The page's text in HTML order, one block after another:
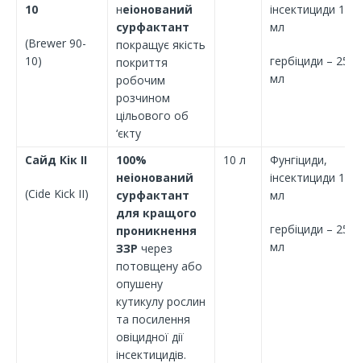
10
(Brewer 90-
10)
неіонований
сурфактант
покращує якість
покриття
робочим
розчином
цільового об
‘єкту
інсектициди 100
мл
гербіциди – 250
мл
Сайд Кік II
(Cide Kick II)
100%
неіонований
сурфактант
для кращого
проникнення
ЗЗР через
потовщену або
опушену
кутикулу рослин
та посилення
овіцидної дії
інсектицидів.
10 л
Фунгіциди,
інсектициди 100
мл
гербіциди – 250
мл